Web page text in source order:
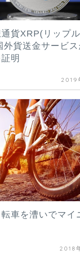
通貨XRP(リップ
貨送金サービス
明
2019
転車を漕いでマイ
2018